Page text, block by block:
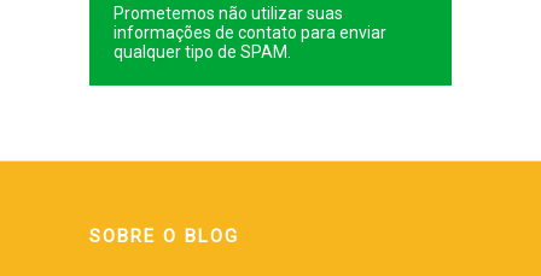
Prometemos não utilizar suas
informações de contato para enviar
qualquer tipo de SPAM.
SOBRE O BLOG